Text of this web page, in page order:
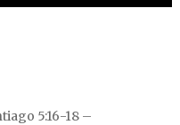
5:16-18 –